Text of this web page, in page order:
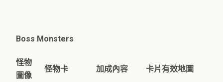
Boss Monsters
怪物
圖像
怪物卡 加成內容 卡片有效地圖